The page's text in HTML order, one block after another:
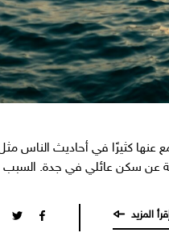
كثيرًا في أحاديث الناس مثل
عن سكن عائلي في جدة.